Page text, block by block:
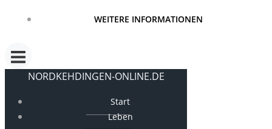
WEITERE INFORMATIONEN
NORDKEHDINGEN-ONLINE.DE
Start
Leben